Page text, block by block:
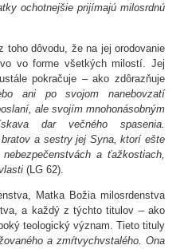
ochotnejšie prijímajú milosrdnú
toho dôvodu, že na jej orodovanie
vo forme všetkých milostí. Jej
pokračuje – ako zdôrazňuje
ani po svojom nanebovzatí
ale svojím mnohonásobným
dar večného spasenia.
a sestry jej Syna, ktorí ešte
a ťažkostiach,
(LG 62).
Matka Božia milosrdenstva
a každý z týchto titulov – ako
teologický význam. Tieto tituly
a zmŕtvychvstalého. Ona